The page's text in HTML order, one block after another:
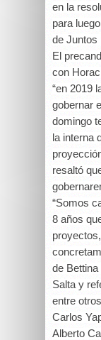
en la
para
de Juntos
El
con
“en 2019
gobernar
domingo
la interna
resaltó
“Somos
8 años
de
Salta y
entre
Carlos
Alberto